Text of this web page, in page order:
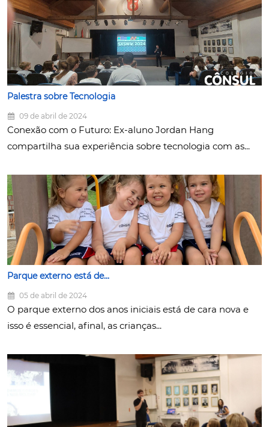
Palestra sobre Tecnologia
09 de abril de 2024
Conexão com o Futuro: Ex-aluno Jordan Hang
compartilha sua experiência sobre tecnologia com as...
Parque externo está de...
05 de abril de 2024
O parque externo dos anos iniciais está de cara nova e
isso é essencial, afinal, as crianças...